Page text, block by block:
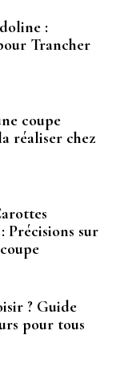
:
Trancher
coupe
réaliser chez
Précisions sur
? Guide
pour tous